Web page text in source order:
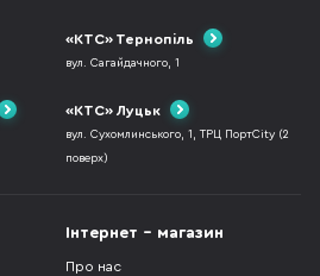
«КТС» Тернопіль
вул. Сагайдачного, 1
«КТС» Луцьк
вул. Сухомлинського, 1, ТРЦ ПортCity (2
поверх)
Інтернет - магазин
Про нас